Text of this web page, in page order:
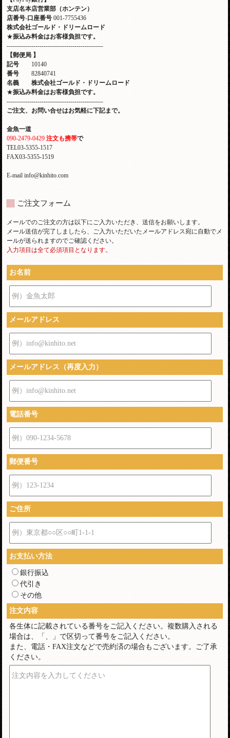
支店名本店営業部（ホンテン）
店番号-口座番号 001-7755436
株式会社ゴールド・ドリームロード
★振込み料金はお客様負担です。
-----------------------------------------------
【郵便局 】
記号 10140
番号82840741
名義 株式会社ゴールド・ドリームロード
★振込み料金はお客様負担です。
-----------------------------------------------
ご注文、お問い合せはお気軽に下記まで。
金魚一道
090-2479-0429注文も携帯で
TEL03-5355-1517
FAX03-5355-1519
E-mail info@kinhito.com
ご注文フォーム
メールでのご注文の方は以下にご入力いただき、送信をお願いします。
メール送信が完了しましたら、ご入力いただいたメールアドレス宛に自動でメ
ールが送られますのでご確認ください。
入力項目は全て必須項目となります。
お名前
例）金魚太郎
メールアドレス
例）info@kinhito.net
メールアドレス（再度入力）
例）info@kinhito.net
電話番号
例）090-1234-5678
郵便番号
例）123-1234
ご住所
例）東京都○○区○○町1-1-1
お支払い方法
銀行振込
代引き
その他
注文内容
各生体に記載されている番号をご記入ください。複数購入される
場合は、「、」で区切って番号をご記入ください。
また、電話・FAX注文などで売約済の場合もございます。ご了承
ください。
注文内容を入力してください